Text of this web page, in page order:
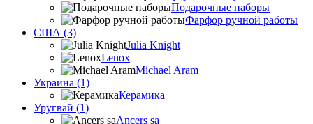
Подарочные наборы
Фарфор ручной работы
США (3)
Julia Knight
Lenox
Michael Aram
Украина (1)
Керамика
Уругвай (1)
Ancers sa